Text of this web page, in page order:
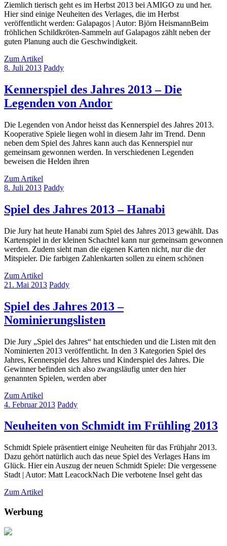
Ziemlich tierisch geht es im Herbst 2013 bei AMIGO zu und her.
Hier sind einige Neuheiten des Verlages, die im Herbst
veröffentlicht werden: Galapagos | Autor: Björn HeismannBeim
fröhlichen Schildkröten-Sammeln auf Galapagos zählt neben der
guten Planung auch die Geschwindigkeit.
Zum Artikel
8. Juli 2013 Paddy
Kennerspiel des Jahres 2013 – Die
Legenden von Andor
Die Legenden von Andor heisst das Kennerspiel des Jahres 2013.
Kooperative Spiele liegen wohl in diesem Jahr im Trend. Denn
neben dem Spiel des Jahres kann auch das Kennerspiel nur
gemeinsam gewonnen werden. In verschiedenen Legenden
beweisen die Helden ihren
Zum Artikel
8. Juli 2013 Paddy
Spiel des Jahres 2013 – Hanabi
Die Jury hat heute Hanabi zum Spiel des Jahres 2013 gewählt. Das
Kartenspiel in der kleinen Schachtel kann nur gemeinsam gewonnen
werden. Zudem sieht man die eigenen Karten nicht, nur die der
Mitspieler. Die farbigen Zahlenkarten sollen zu einem schönen
Zum Artikel
21. Mai 2013 Paddy
Spiel des Jahres 2013 –
Nominierungslisten
Die Jury „Spiel des Jahres“ hat entschieden und die Listen mit den
Nominierten 2013 veröffentlicht. In den 3 Kategorien Spiel des
Jahres, Kennerspiel des Jahres und Kinderspiel des Jahres. Die
Gewinner befinden sich also zwangsläufig unter den hier
genannten Spielen, werden aber
Zum Artikel
4. Februar 2013 Paddy
Neuheiten von Schmidt im Frühling 2013
Schmidt Spiele präsentiert einige Neuheiten für das Frühjahr 2013.
Dazu gehört natürlich auch das neue Spiel des Verlages Hans im
Glück. Hier ein Auszug der neuen Schmidt Spiele: Die vergessene
Stadt | Autor: Matt LeacockNach Die verbotene Insel geht das
Zum Artikel
Werbung